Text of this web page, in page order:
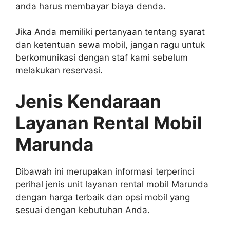
anda harus membayar biaya denda.
Jika Anda memiliki pertanyaan tentang syarat
dan ketentuan sewa mobil, jangan ragu untuk
berkomunikasi dengan staf kami sebelum
melakukan reservasi.
Jenis Kendaraan
Layanan Rental Mobil
Marunda
Dibawah ini merupakan informasi terperinci
perihal jenis unit layanan rental mobil Marunda
dengan harga terbaik dan opsi mobil yang
sesuai dengan kebutuhan Anda.